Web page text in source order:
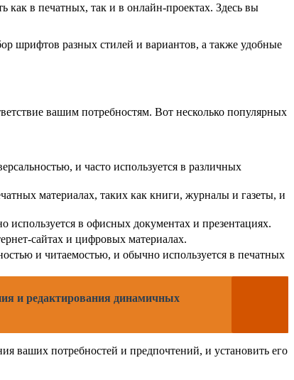
как в печатных, так и в онлайн-проектах. Здесь вы
шрифтов разных стилей и вариантов, а также удобные
вашим потребностям. Вот несколько популярных
и часто используется в различных
материалах, таких как книги, журналы и газеты, и
в офисных документах и презентациях.
сайтах и цифровых материалах.
и читаемостью, и обычно используется в печатных
и редактирования динамичных
ваших потребностей и предпочтений, и установить его